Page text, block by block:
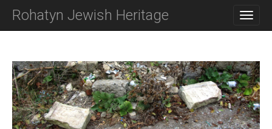
Rohatyn Jewish Heritage